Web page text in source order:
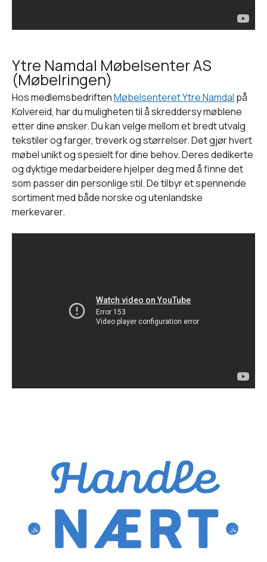
Ytre Namdal Møbelsenter AS
(Møbelringen)
Hos medlemsbedriftenMøbelsenteret Ytre Namdal på
Kolvereid, har du muligheten til å skreddersy møblene
etter dine ønsker. Du kan velge mellom et bredt utvalg
tekstiler og farger, treverk og størrelser. Det gjør hvert
møbel unikt og spesielt for dine behov. Deres dedikerte
og dyktige medarbeidere hjelper deg med å finne det
som passer din personlige stil. De tilbyr et spennende
sortiment med både norske og utenlandske
merkevarer.